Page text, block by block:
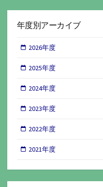
年度別アーカイブ
2026年度
2025年度
2024年度
2023年度
2022年度
2021年度